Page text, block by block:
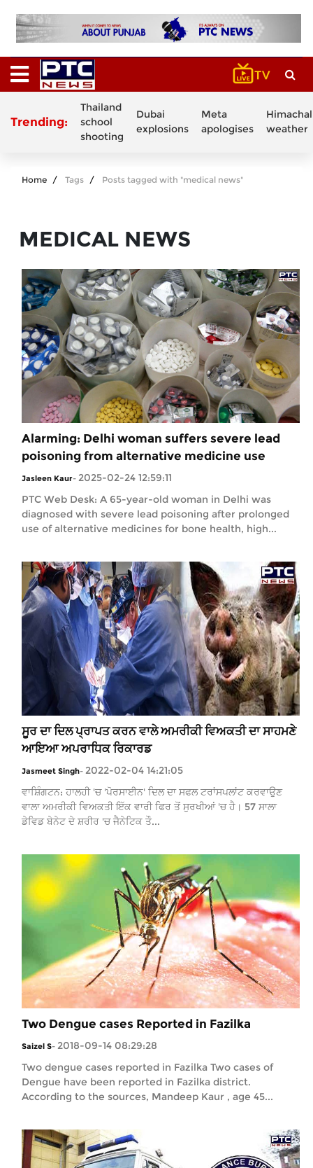
Trending:
Thailand
school
shooting
Dubai
explosions
Meta
apologises
Himachal
weather
Home Tags Posts tagged with "medical news"
MEDICAL NEWS
Alarming: Delhi woman suffers severe lead
poisoning from alternative medicine use
Jasleen Kaur- 2025-02-24 12:59:11
PTC Web Desk: A 65-year-old woman in Delhi was
diagnosed with severe lead poisoning after prolonged
use of alternative medicines for bone health, high...
ਸੂਰ ਦਾ ਦਿਲ ਪ੍ਰਾਪਤ ਕਰਨ ਵਾਲੇ ਅਮਰੀਕੀ ਵਿਅਕਤੀ ਦਾ ਸਾਹਮਣੇ
ਆਇਆ ਅਪਰਾਧਿਕ ਰਿਕਾਰਡ
Jasmeet Singh- 2022-02-04 14:21:05
ਵਾਸ਼ਿੰਗਟਨ: ਹਾਲਹੀ 'ਚ 'ਪੋਰਸਾਈਨ' ਦਿਲ ਦਾ ਸਫਲ ਟਰਾਂਸਪਲਾਂਟ ਕਰਵਾਉਣ
ਵਾਲਾ ਅਮਰੀਕੀ ਵਿਅਕਤੀ ਇੱਕ ਵਾਰੀ ਫਿਰ ਤੋਂ ਸੁਰਖੀਆਂ 'ਚ ਹੈ। 57 ਸਾਲਾ
ਡੇਵਿਡ ਬੇਨੇਟ ਦੇ ਸ਼ਰੀਰ 'ਚ ਜੈਨੇਟਿਕ ਤੌ...
Two Dengue cases Reported in Fazilka
Saizel S- 2018-09-14 08:29:28
Two dengue cases reported in Fazilka Two cases of
Dengue have been reported in Fazilka district.
According to the sources, Mandeep Kaur , age 45...